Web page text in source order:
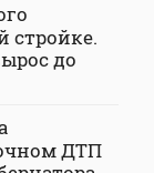
стройке.
до
ДТП